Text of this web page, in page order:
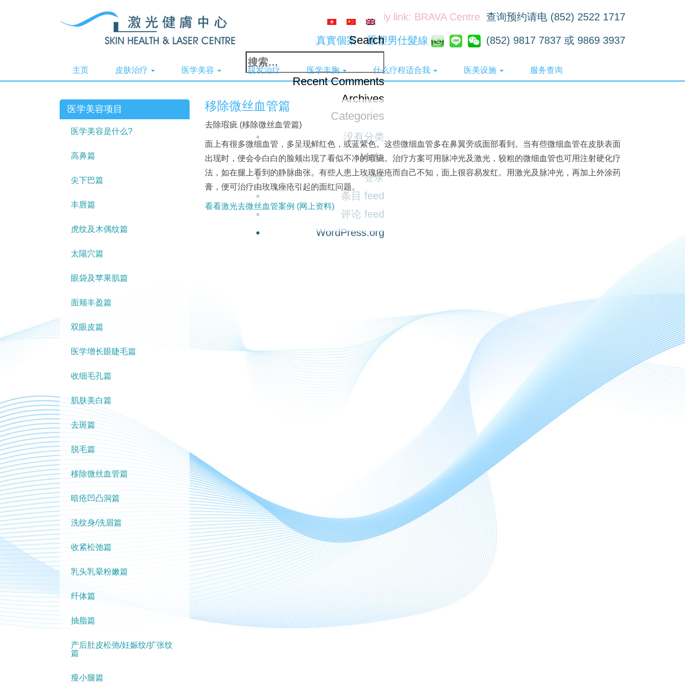
Search
搜
索：
Recent Comments
Archives
Categories
没有分类
Meta
登录
条目 feed
评论 feed
WordPress.org
Friendly link: BRAVA Centre 查询预约请电 (852) 2522 1717
真實個案：重塑男仕髮線 (852) 9817 7837 或 9869 3937
主页 皮肤治疗 医学美容 脱发治疗 医学丰胸 什么疗程适合我 医美设施 服务查询
医学美容项目
医学美容是什么?
高鼻篇
尖下巴篇
丰唇篇
虎纹及木偶纹篇
太陽穴篇
眼袋及苹果肌篇
面颊丰盈篇
双眼皮篇
医学增长眼睫毛篇
收细毛孔篇
肌肤美白篇
去斑篇
脱毛篇
移除微丝血管篇
暗疮凹凸洞篇
洗纹身/洗眉篇
收紧松弛篇
乳头乳晕粉嫩篇
纤体篇
抽脂篇
产后肚皮松弛/妊娠纹/扩张纹
篇
瘦小腿篇
移除微丝血管篇
去除瑕疵 (移除微丝血管篇)
面上有很多微细血管，多呈现鲜红色，或蓝紫色。这些微细血管多在鼻翼旁或面部看到。 当有些微细血管在皮肤表面
出现时，便会令白白的脸颊出现了看似不净的瑕疵。 治疗方案可用脉冲光及激光，较粗的微细血管也可用注射硬化疗
法，如在腿上看到的静脉曲张。 有些人患上玫瑰痤疮而自己不知，面上很容易发红。
用激光及脉冲光，再加上外涂药
膏，便可治疗由玫瑰痤疮引起的面红问题。
看看激光去微丝血管案例 (网上资料)